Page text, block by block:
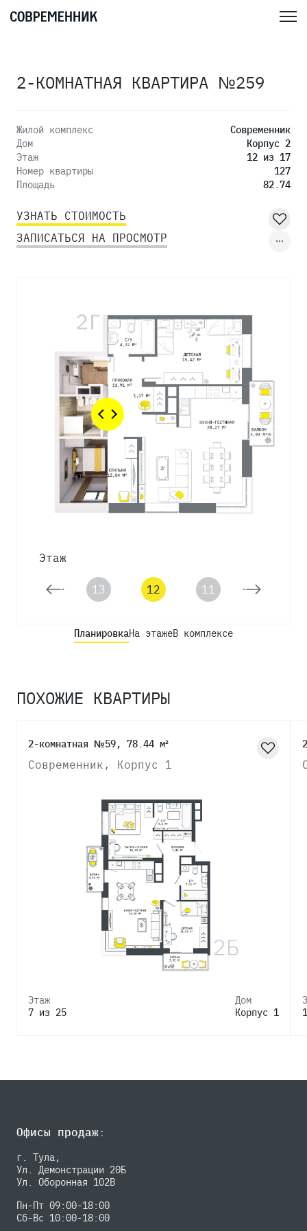
2-КОМНАТНАЯ КВАРТИРА №259
Жилой комплекс
Современник
Дом
Корпус 2
Этаж
12 из 17
Номер квартиры
127
Площадь
82.74
УЗНАТЬ СТОИМОСТЬ
ЗАПИСАТЬСЯ НА ПРОСМОТР
Этаж
14 13 12 11 10
ПланировкаНа этажеВ комплексе
ПОХОЖИЕ КВАРТИРЫ
2-комнатная №59, 78.44 м²
Современник, Корпус 1
Этаж
7 из 25
Дом
Корпус 1
Офисы продаж:
г. Тула,
Ул. Демонстрации 20Б
Ул. Оборонная 102В
Пн-Пт 09:00-18:00
Сб-Вс 10:00-18:00